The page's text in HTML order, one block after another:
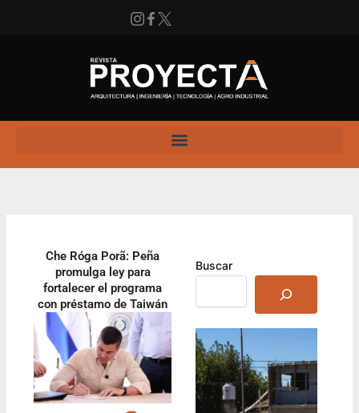
Che Róga Porã: Peña
promulga ley para
fortalecer el programa
con préstamo de Taiwán
Buscar
InstagramFacebook